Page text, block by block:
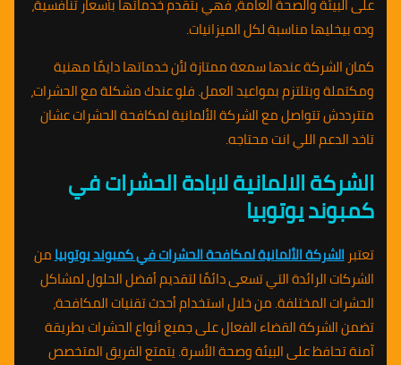
على البيئة والصحة العامة، فهي بتقدم خدماتها بأسعار تنافسية،
وده بيخليها مناسبة لكل الميزانيات.
كمان الشركة عندها سمعة ممتازة لأن خدماتها دايمًا مهنية
ومكتملة وبتلتزم بمواعيد العمل. فلو عندك مشكلة مع الحشرات،
متترددش تتواصل مع الشركة الألمانية لمكافحة الحشرات عشان
تاخد الدعم اللي انت محتاجه.
الشركة الالمانية لابادة الحشرات في
كمبوند يوتوبيا
تعتبرالشركة الألمانية لمكافحة الحشرات في كمبوند يوتوبيامن
الشركات الرائدة التي تسعى دائمًا لتقديم أفضل الحلول لمشاكل
الحشرات المختلفة. من خلال استخدام أحدث تقنيات المكافحة،
تضمن الشركة القضاء الفعال على جميع أنواع الحشرات بطريقة
آمنة تحافظ على البيئة وصحة الأسرة. يتمتع الفريق المتخصص